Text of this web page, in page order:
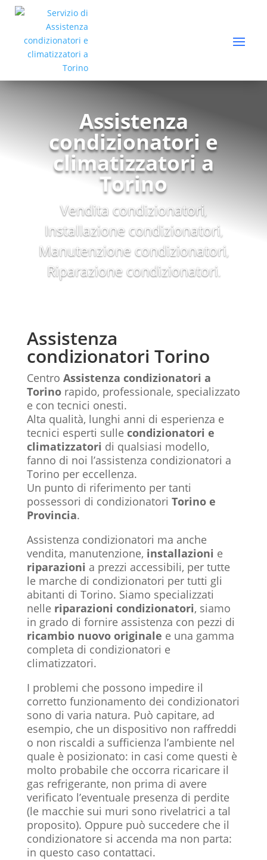
Assistenza
condizionatori e
climatizzatori a
Torino
Vendita condizionatori
Installazione condizionatori,
Manutenzione condizionatori,
Riparazione condizionatori.
Assistenza
condizionatori Torino
Centro Assistenza condizionatori a
Torinorapido, professionale, specializzato
e con tecnici onesti.
Alta qualità, lunghi anni di esperienza e
tecnici esperti sulle condizionatori e
climatizzatori di qualsiasi modello,
fanno di noi l’assistenza condizionatori a
Torino per eccellenza.
Un punto di riferimento per tanti
possessori di condizionatori Torino e
Provincia.
Assistenza condizionatori ma anche
vendita, manutenzione, installazioni e
riparazioni a prezzi accessibili, per tutte
le marche di condizionatori per tutti gli
abitanti di Torino. Siamo specializzati
nelle riparazioni condizionatori, siamo
in grado di fornire assistenza con pezzi di
ricambio nuovo originale e una gamma
completa di condizionatori e
climatizzatori.
I problemi che possono impedire il
corretto funzionamento dei condizionatori
sono di varia natura. Può capitare, ad
esempio, che un dispositivo non raffreddi
o non riscaldi a sufficienza l’ambiente nel
quale è posizionato: in casi come questi è
molto probabile che occorra ricaricare il
gas refrigerante, non prima di avere
verificato l’eventuale presenza di perdite
(le macchie sui muri sono rivelatrici a tal
proposito). Oppure può succedere che il
condizionatore si accenda ma non parta:
in questo caso contattaci.